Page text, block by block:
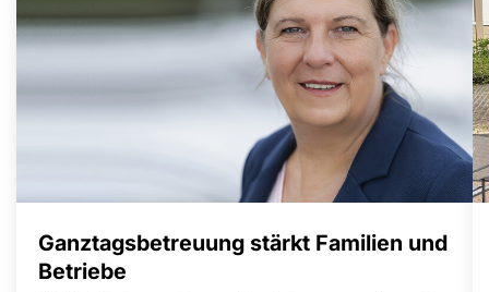
Ganztagsbetreuung stärkt Familien und
Betriebe